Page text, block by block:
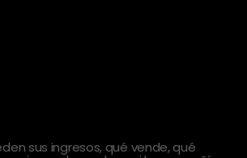
sus ingresos, qué vende, qué